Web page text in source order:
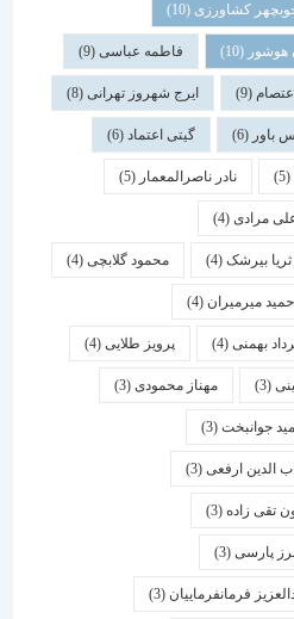
(10)
(10) فاطمه عباسی(9)
ایرج شهروز تهرانی(8)
گیتی اعتماد(6)
نادر ناصرالمعمار (5)
(4)
(4) محمود گلابچی(4)
(4)
(4) پرویز طلایی(4)
مهناز محمودی(3)
(3)
ارفعی(3)
(3)
(3)
(3)